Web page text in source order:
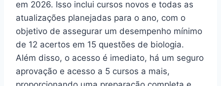
em 2026. Isso inclui cursos novos e todas as
atualizações planejadas para o ano, com o
objetivo de assegurar um desempenho mínimo
de 12 acertos em 15 questões de biologia.
Além disso, o acesso é imediato, há um seguro
aprovação e acesso a 5 cursos a mais,